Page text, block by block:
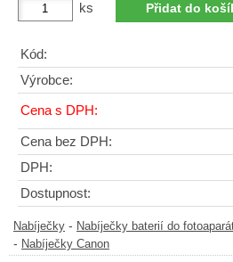
ks
Kód:
Výrobce:
Cena s DPH:
Cena bez DPH:
DPH:
Dostupnost:
Nabíječky - Nabíječky baterií do
- Nabíječky Canon